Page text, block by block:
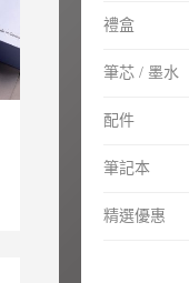
禮盒
筆芯 / 墨水
配件
筆記本
精選優惠